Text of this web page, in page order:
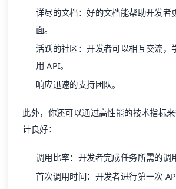
详尽的文档：好的文档能帮助开发者
面。
活跃的社区：开发者可以相互交流，
用 API。
响应迅速的支持团队。
此外，你还可以通过高性能的技术指标
计良好：
调用比率：开发者完成任务所需的调
首次调用时间：开发者进行第一次